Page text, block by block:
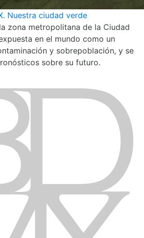
Nuestra ciudad verde
zona metropolitana de la Ciudad
en el mundo como un
y sobrepoblación, y se
sobre su futuro.